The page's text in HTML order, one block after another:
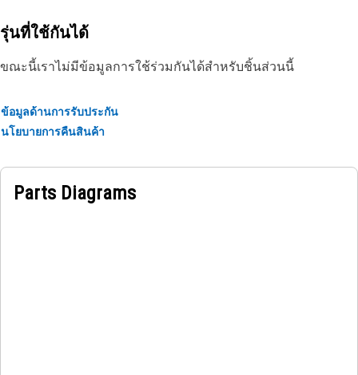
รุ่นที่ใช้กันได้
ขณะนี้เราไม่มีข้อมูลการใช้ร่วมกันได้สำหรับชิ้นส่วนนี้
ข้อมูลด้านการรับประกัน
นโยบายการคืนสินค้า
Parts Diagrams